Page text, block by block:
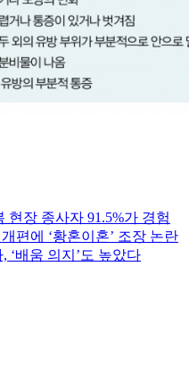
현장 종사자 91.5%가 경험
편에 ‘황혼이혼’ 조장 논란
‘배움 의지’도 높았다